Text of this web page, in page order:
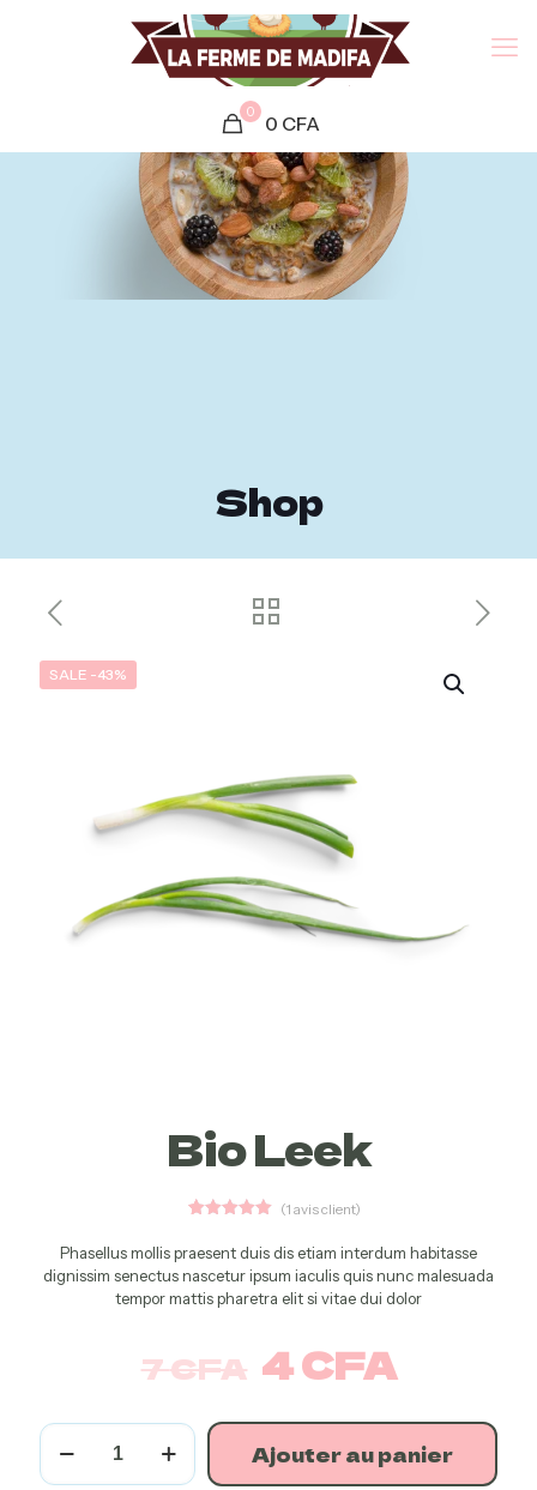
0 0 CFA
Shop
SALE -43%
Bio Leek
sur 5
basé sur
notation
client
(1 avis client)
Phasellus mollis praesent duis dis etiam interdum habitasse
dignissim senectus nascetur ipsum iaculis quis nunc malesuada
tempor mattis pharetra elit si vitae dui dolor
7CFA 4CFA
Ajouter au panier